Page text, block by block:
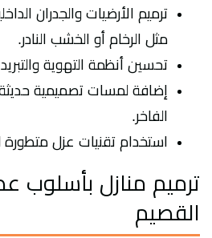
ترميم الأرضيات والجدران
مثل الرخام أو الخشب النادر.
تحسين أنظمة التهوية
إضافة لمسات تصميمية
الفاخر.
استخدام تقنيات عزل متطورة
ترميم منازل بأسلوب
القصيم